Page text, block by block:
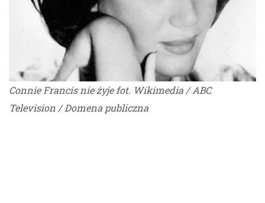
Connie Francis nie żyje fot. Wikimedia / ABC
Television / Domena publiczna